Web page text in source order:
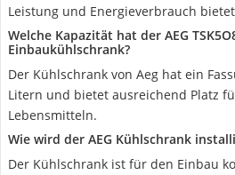
Leistung und Energieverbrauch
Welche Kapazität hat der AEG
Einbaukühlschrank?
Der Kühlschrank von Aeg hat ein
Litern und bietet ausreichend Platz
Lebensmitteln.
Wie wird der AEG Kühlschrank
Der Kühlschrank ist für den Einbau